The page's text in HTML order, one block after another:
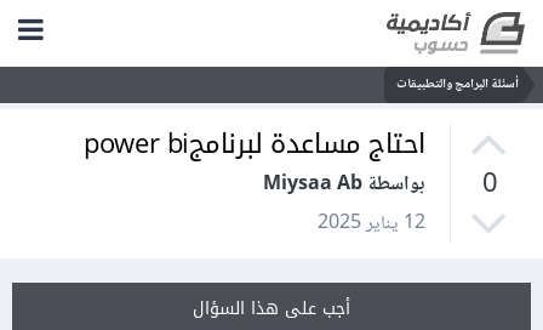
أسئلة البرامج والتطبيقات
0
احتاج مساعدة لبرنامجpower bi
بواسطة Miysaa Ab
12 يناير 2025
أجب على هذا السؤال